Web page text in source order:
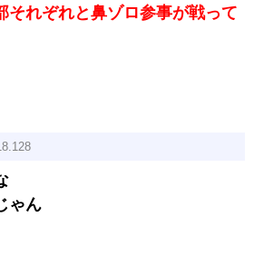
それぞれと鼻ゾロ参事が戦って
ゃん